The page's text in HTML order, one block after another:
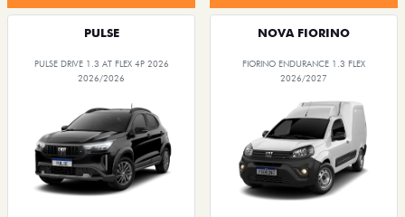
PULSE
PULSE DRIVE 1.3 AT FLEX 4P 2026
2026/2026
NOVA FIORINO
FIORINO ENDURANCE 1.3 FLEX
2026/2027